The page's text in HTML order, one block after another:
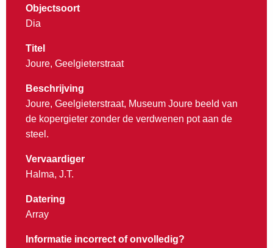
Objectsoort
Dia
Titel
Joure, Geelgieterstraat
Beschrijving
Joure, Geelgieterstraat, Museum Joure beeld van
de kopergieter zonder de verdwenen pot aan de
steel.
Vervaardiger
Halma, J.T.
Datering
Array
Informatie incorrect of onvolledig?